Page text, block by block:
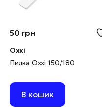
50 грн
Oxxi
Пилка Oxxi 150/180
В кошик